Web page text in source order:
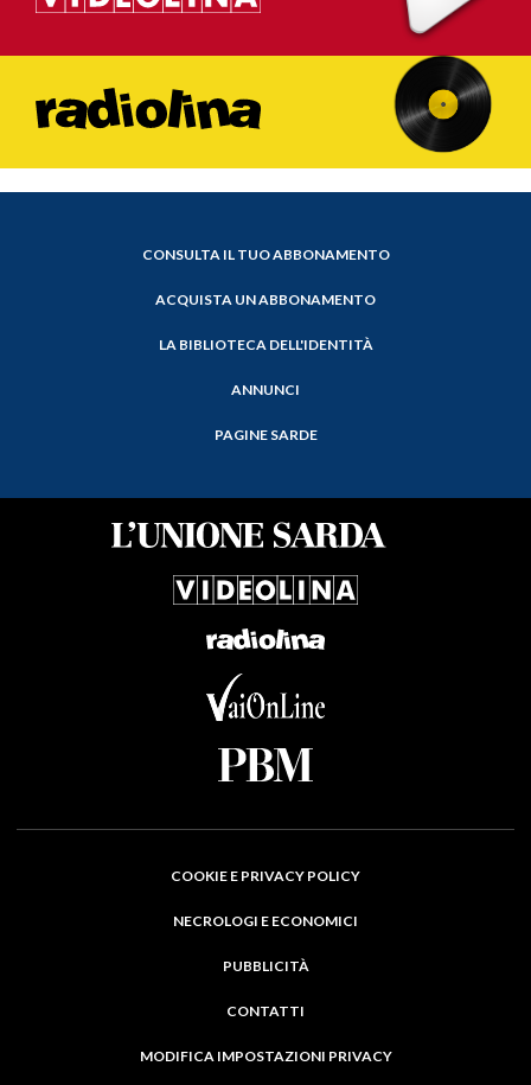
CONSULTA IL TUO ABBONAMENTO
ACQUISTA UN ABBONAMENTO
LA BIBLIOTECA DELL'IDENTITÀ
ANNUNCI
PAGINE SARDE
COOKIE E PRIVACY POLICY
NECROLOGI E ECONOMICI
PUBBLICITÀ
CONTATTI
MODIFICA IMPOSTAZIONI PRIVACY